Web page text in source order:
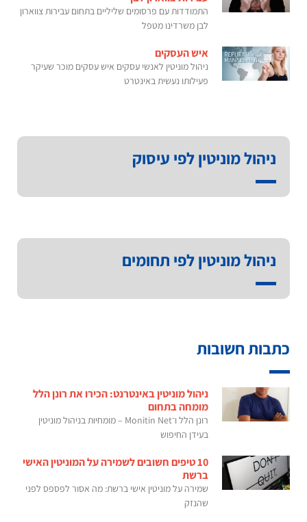
התמודדות עם פרסומים שליליים בתחום עבירות צווארון
לבן משרדינו מטפל
איש העסקים
ניהול מוניטין לאנשי עסקים איש עסקים מוכר שעיקר
פעילותו נעשית באינטרט
ניהול מוניטין לפי עיסוק
ניהול מוניטין לפי תחומים
כתבות חשובות
ניהול מוניטין באינטרנט: הכירו את רונן הלל
מומחה בתחום
רונן הלל ו־Monitin Net – מומחיות בניהול מוניטין
בעידן החיפוש
10 טיפים חשובים לשמירה על המוניטין האישי
ברשת
שמירה על מוניטין אישי ברשת: מה אסור לפספס לפני
שהנזק